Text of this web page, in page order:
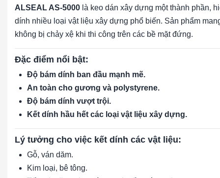
ALSEAL AS-5000 là keo dán xây dựng một thành phần,
dính nhiều loại vật liệu xây dựng phổ biến. Sản phẩm
không bị chảy xệ khi thi công trên các bề mặt đứng.
Đặc điểm nổi bật:
Độ bám dính ban đầu mạnh mẽ.
An toàn cho gương và polystyrene.
Độ bám dính vượt trội.
Kết dính hầu hết các loại vật liệu xây dựng.
Lý tưởng cho việc kết dính các vật liệu:
Gỗ, ván dăm.
Kim loại, bê tông.